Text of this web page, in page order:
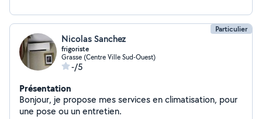
Particulier
Nicolas Sanchez
frigoriste
Grasse (Centre Ville Sud-Ouest)
-/5
Présentation
Bonjour, je propose mes services en climatisation, pour
une pose ou un entretien.